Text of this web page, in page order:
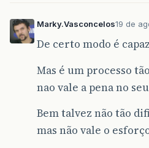
Marky.Vasconcelos19 de
De certo modo é
Mas é um processo
nao vale a pena no
Bem talvez não tão
mas não vale o